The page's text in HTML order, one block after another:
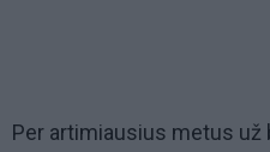
Per artimiausius metus už